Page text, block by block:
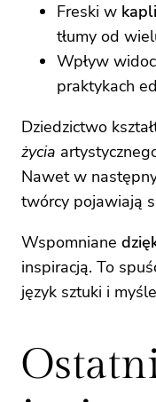
Freski w
tłumy od
Wpływ
praktykach
Dziedzictwo
życia
Nawet w
twórcy pojawiają
Wspomniane
inspiracją. To
język sztuki i